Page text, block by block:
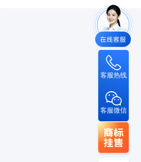
客服热线
客服微信